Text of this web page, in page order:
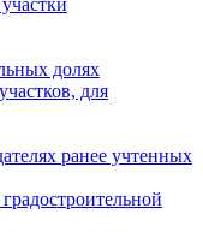
долях
для
ранее учтенных